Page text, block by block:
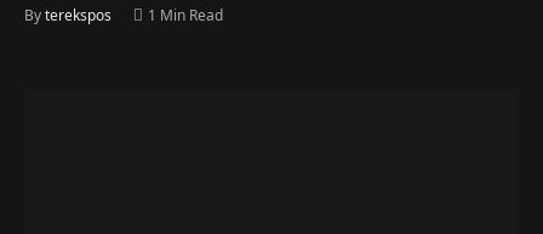
Byterekspos 1 Min Read